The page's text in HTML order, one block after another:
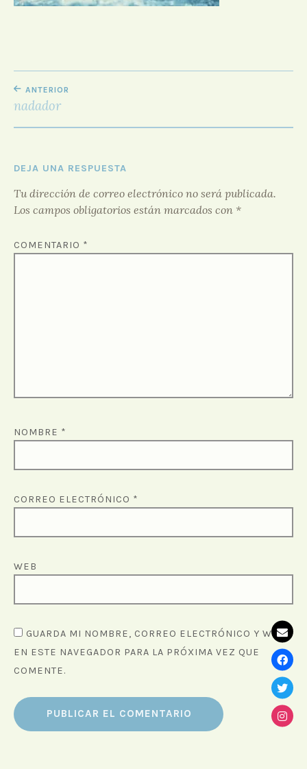
D
NAVEGACIÓN
DE
ENTRADAS
ANTERIOR
nadador
DEJA UNA RESPUESTA
Tu dirección de correo electrónico no será publicada.
Los campos obligatorios están marcados con *
COMENTARIO *
NOMBRE *
CORREO ELECTRÓNICO *
WEB
GUARDA MI NOMBRE, CORREO ELECTRÓNICO Y WEB
EN ESTE NAVEGADOR PARA LA PRÓXIMA VEZ QUE
COMENTE.